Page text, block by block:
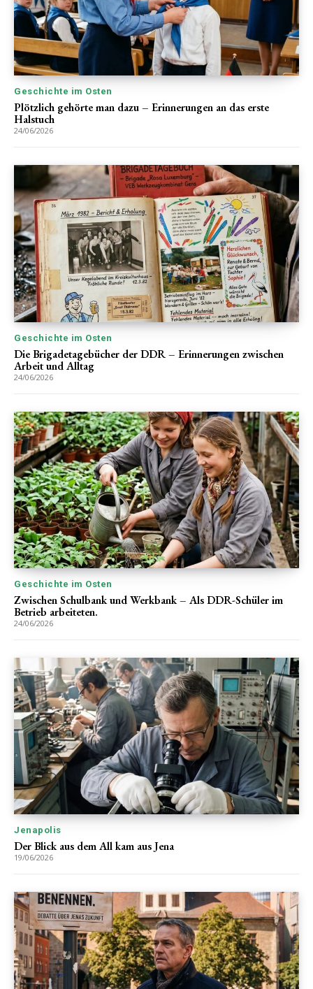
Geschichte im Osten
Plötzlich gehörte man dazu – Erinnerungen an das erste
Halstuch
24/06/2026
Geschichte im Osten
Die Brigadetagebücher der DDR – Erinnerungen zwischen
Arbeit und Alltag
24/06/2026
Geschichte im Osten
Zwischen Schulbank und Werkbank – Als DDR-Schüler im
Betrieb arbeiteten.
24/06/2026
Jenapolis
Der Blick aus dem All kam aus Jena
19/06/2026